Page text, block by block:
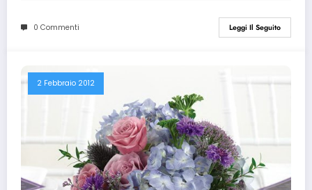
0 Commenti Leggi Il Seguito
2 Febbraio 2012